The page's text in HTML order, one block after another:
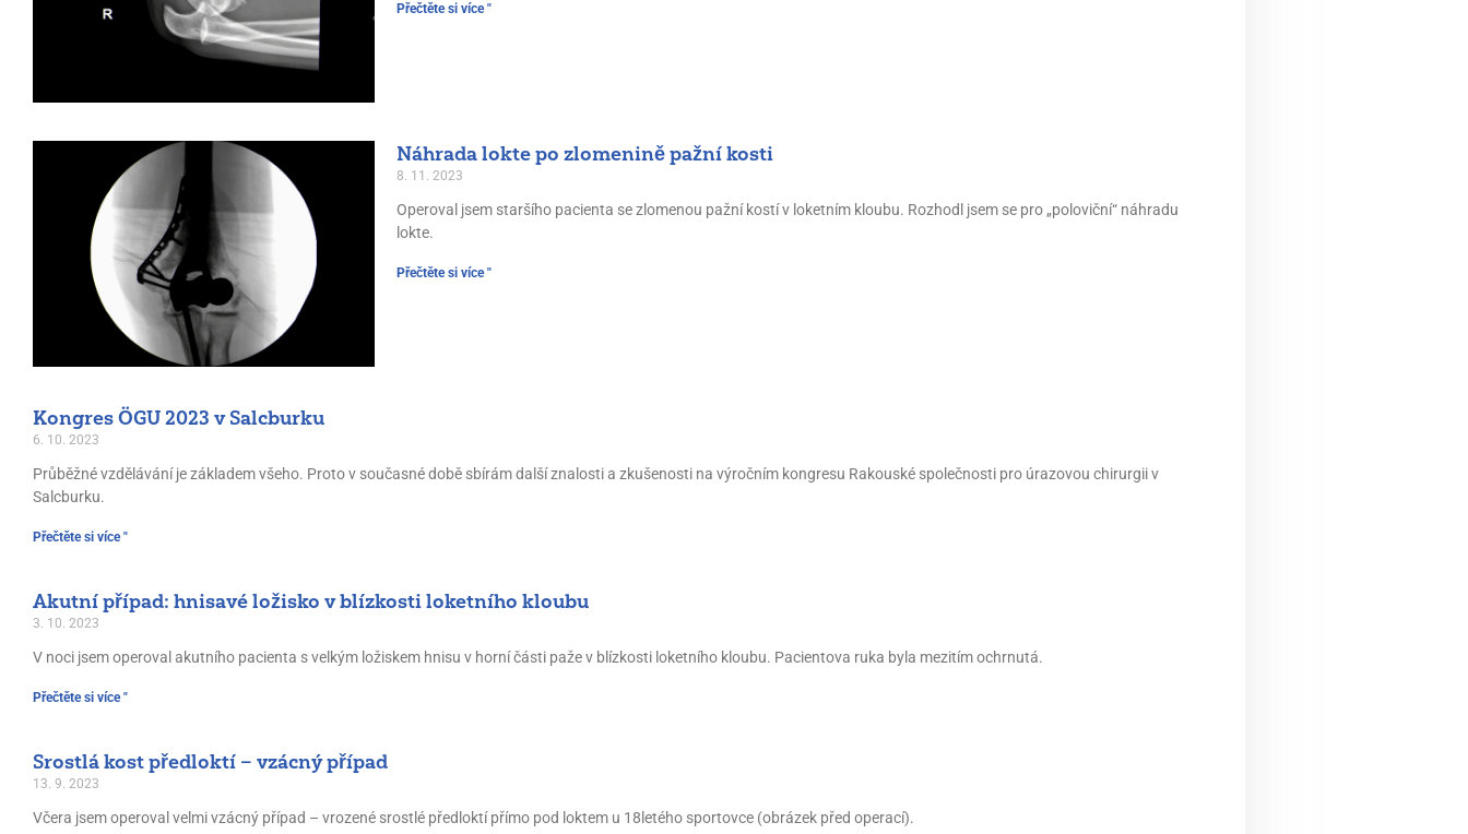
Přečtěte si více "
Náhrada lokte po zlomenině pažní kosti
8. 11. 2023
Operoval jsem staršího pacienta se zlomenou pažní kostí v loketním kloubu. Rozhodl jsem se pro „poloviční“ náhradu
lokte.
Přečtěte si více "
Kongres ÖGU 2023 v Salcburku
6. 10. 2023
Průběžné vzdělávání je základem všeho. Proto v současné době sbírám další znalosti a zkušenosti na výročním kongresu Rakouské společnosti pro úrazovou chirurgii v
Salcburku.
Přečtěte si více "
Akutní případ: hnisavé ložisko v blízkosti loketního kloubu
3. 10. 2023
V noci jsem operoval akutního pacienta s velkým ložiskem hnisu v horní části paže v blízkosti loketního kloubu. Pacientova ruka byla mezitím ochrnutá.
Přečtěte si více "
Srostlá kost předloktí – vzácný případ
13. 9. 2023
Včera jsem operoval velmi vzácný případ – vrozené srostlé předloktí přímo pod loktem u 18letého sportovce (obrázek před operací).